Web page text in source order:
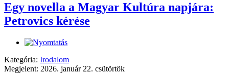
Egy novella a Magyar Kultúra napjára:
Petrovics kérése
Kategória: Irodalom
Megjelent: 2026. január 22. csütörtök